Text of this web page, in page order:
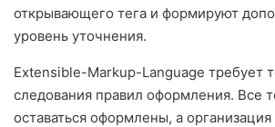
открывающего тега и формируют
уровень уточнения.
Extensible-Markup-Language требует
следования правил оформления. Все
оставаться оформлены, а